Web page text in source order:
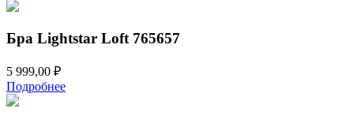
Бра Lightstar Loft 765657
5 999,00 ₽
Подробнее